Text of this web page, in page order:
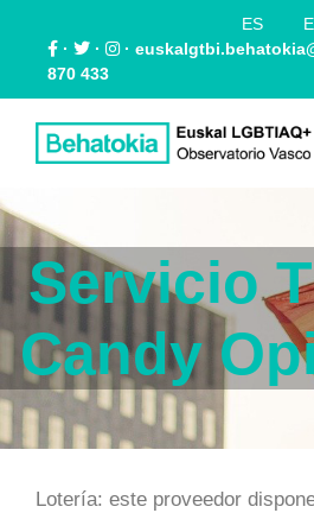
ES
·
· ·
870 433
Servicio
Candy
Lotería: este proveedor